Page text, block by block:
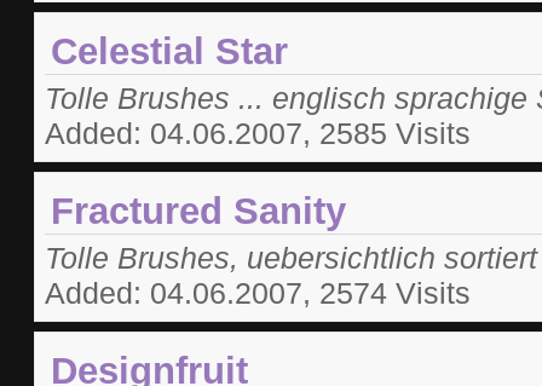
Celestial Star
Tolle Brushes ... englisch sprachige
Added: 04.06.2007, 2585 Visits
Fractured Sanity
Tolle Brushes, uebersichtlich
Added: 04.06.2007, 2574 Visits
Designfruit